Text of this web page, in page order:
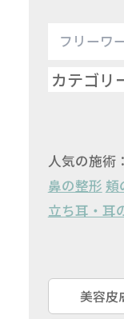
人気の施術：
鼻の整形 頬
立ち耳・耳
美容皮